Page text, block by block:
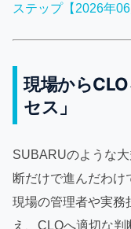
ステップ【2026年06
現場から
セス」
SUBARUのような
断だけで進んだわけ
現場の管理者や実務
え、CLOへ適切な